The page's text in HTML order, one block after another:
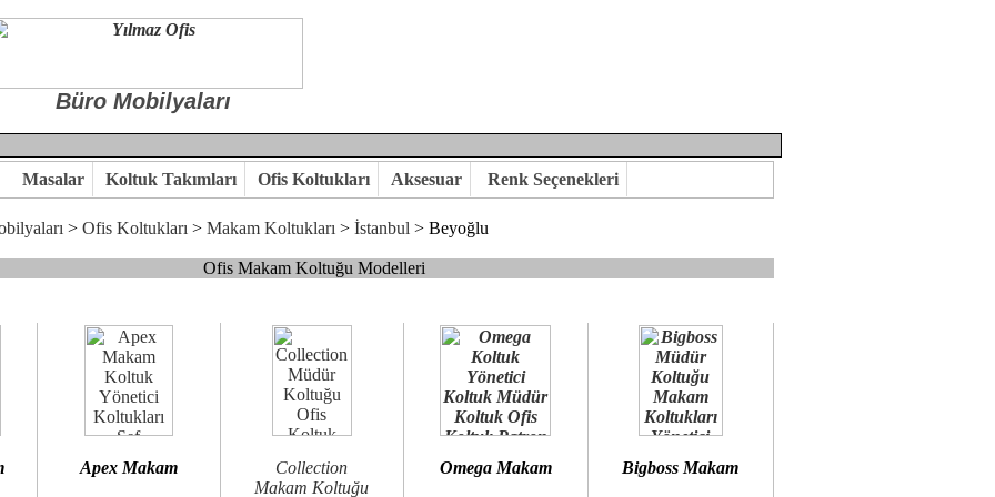
Büro Mobilyaları
kaliteye önem veriyorsanız,makam koltuk modellerimizi incelemenizi öneririz.
goldsit ve modern makam koltukları hayal ettiğiniz özgün ofis ortamına kavuşabilirsiniz.
birlikte karar verelim.
Büro Mobilya
Masalar Koltuk Takımları Ofis Koltukları Aksesuar Renk Seçenekleri
> Ofis Koltukları > Makam Koltukları > İstanbul > Beyoğlu
Ofis Makam Koltuğu Modelleri
Apex Makam
Collection
Makam Koltuğu
Omega Makam Bigboss Makam